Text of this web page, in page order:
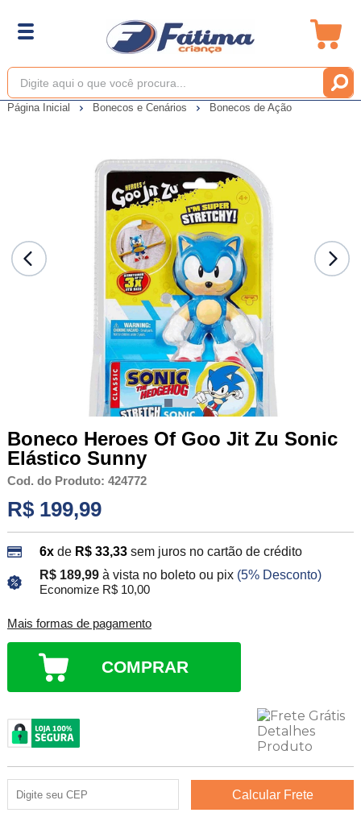
Página Inicial Bonecos e Cenários Bonecos de Ação
Boneco Heroes Of Goo Jit Zu Sonic
Elástico Sunny
Cod. do Produto: 424772
R$ 199,99
6xde R$ 33,33 sem juros no cartão de crédito
R$ 189,99 à vista no boleto ou pix (5% Desconto)
Economize R$ 10,00
Mais formas de pagamento
COMPRAR